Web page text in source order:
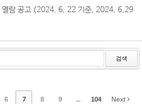
열람 공고 (2024. 6. 22 기준, 2024. 6.29
검색
6 7 8 9 ... 104 Next